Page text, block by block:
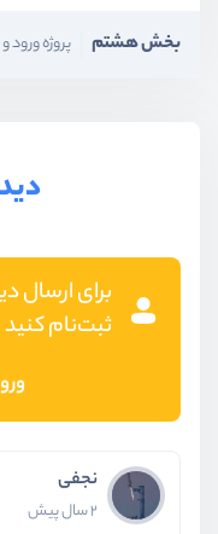
بخش هشتم پروژه
برای ارسال
ثبت‌نام کنید
نجفی
2 سال پیش